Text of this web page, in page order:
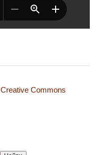
Creative Commons